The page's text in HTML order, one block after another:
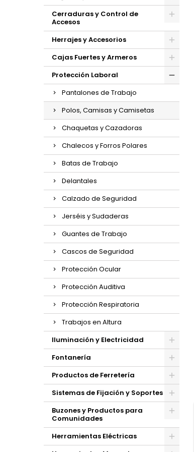
Cerraduras y Control de
Accesos
Herrajes y Accesorios
Cajas Fuertes y Armeros
Protección Laboral
Pantalones de Trabajo
Polos, Camisas y Camisetas
Chaquetas y Cazadoras
Chalecos y Forros Polares
Batas de Trabajo
Delantales
Calzado de Seguridad
Jerséis y Sudaderas
Guantes de Trabajo
Cascos de Seguridad
Protección Ocular
Protección Auditiva
Protección Respiratoria
Trabajos en Altura
Iluminación y Electricidad
Fontanería
Productos de Ferretería
Sistemas de Fijación y Soportes
Buzones y Productos para
Comunidades
Herramientas Eléctricas